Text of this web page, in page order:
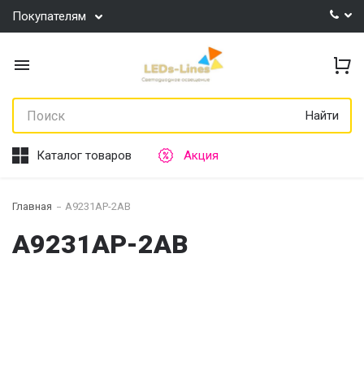
Покупателям
Найти
Каталог товаров Акция
Главная A9231AP-2AB
A9231AP-2AB